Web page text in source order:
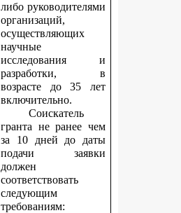
либо руководителями
организаций,
осуществляющих
научные
исследования и
разработки, в
возрасте до 35 лет
включительно.
Соискатель
гранта не ранее чем
за 10 дней до даты
подачи заявки
должен
соответствовать
следующим
требованиям: